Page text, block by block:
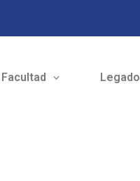
Facultad Legado